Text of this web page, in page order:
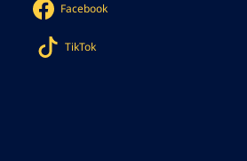
Facebook
TikTok